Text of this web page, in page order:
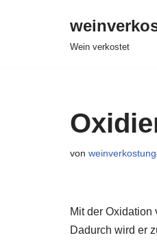
Wein verkostet
von
Mit der Oxidation
Dadurch wird er